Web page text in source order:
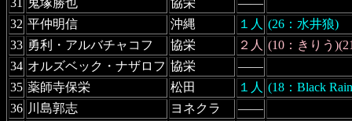
32 平仲明信 沖縄 １人 (26：水井狼)
33 勇利・アルバチャコフ 協栄 ２人 (10：きりう
34 オルズベック・ナザロフ 協栄
――
35 薬師寺保栄 松田 １人 (18：Black
36 川島郭志 ヨネクラ ――